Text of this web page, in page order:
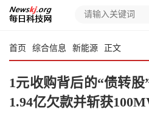
首页 综合信息 新能源 正文
1元收购背后的“债转
1.94亿欠款并斩获